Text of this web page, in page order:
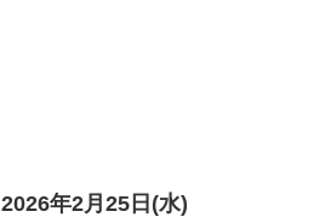
2026年2月25日(水)